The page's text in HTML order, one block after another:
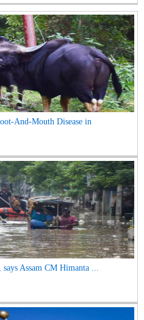
And-Mouth Disease in
Assam CM Himanta ...